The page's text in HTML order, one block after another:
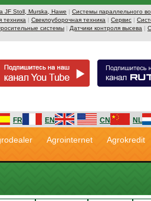
JF Stoll, Murska, Hawe | Системы параллельного
техника | Свеклоуборочная техника | Сервис |
системы | Датчики контроля высева |
FR EN CN NL
Agrointernet Agrokredit